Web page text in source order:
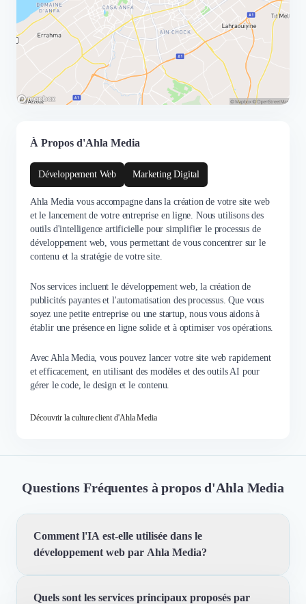
À Propos d'Ahla Media
Développement Web Marketing Digital
Ahla Media vous accompagne dans la création de votre site web
et le lancement de votre entreprise en ligne. Nous utilisons des
outils d'intelligence artificielle pour simplifier le processus de
développement web, vous permettant de vous concentrer sur le
contenu et la stratégie de votre site.
Nos services incluent le développement web, la création de
publicités payantes et l'automatisation des processus. Que vous
soyez une petite entreprise ou une startup, nous vous aidons à
établir une présence en ligne solide et à optimiser vos opérations.
Avec Ahla Media, vous pouvez lancer votre site web rapidement
et efficacement, en utilisant des modèles et des outils AI pour
gérer le code, le design et le contenu.
Découvrir la culture client d'Ahla Media
Questions Fréquentes à propos d'Ahla Media
Comment l'IA est-elle utilisée dans le
développement web par Ahla Media?
Nous utilisons des outils d'intelligence artificielle pour
Quels sont les services principaux proposés par